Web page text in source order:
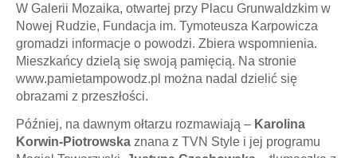
W Galerii Mozaika, otwartej przy Placu Grunwaldzkim w
Nowej Rudzie, Fundacja im. Tymoteusza Karpowicza
gromadzi informacje o powodzi. Zbiera wspomnienia.
Mieszkańcy dzielą się swoją pamięcią. Na stronie
www.pamietampowodz.pl można nadal dzielić się
obrazami z przeszłości.
Później, na dawnym ołtarzu rozmawiają – Karolina
Korwin-Piotrowska znana z TVN Style i jej programu